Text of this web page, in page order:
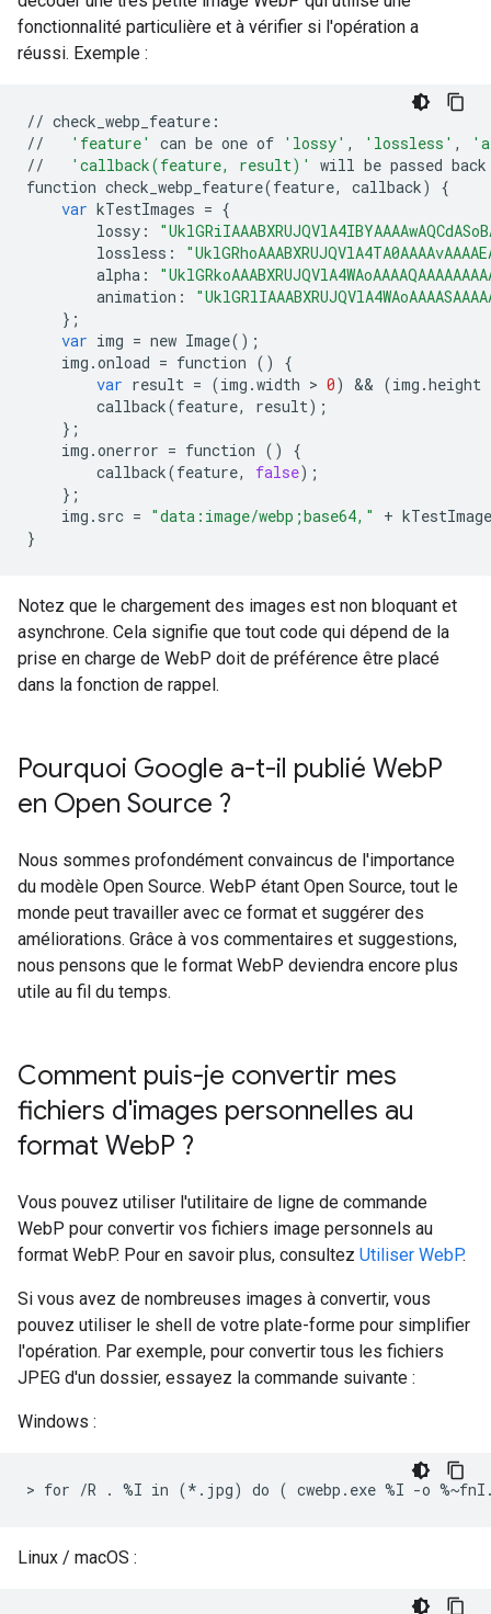
fonctionnalité particulière et à vérifier si l'opération a
réussi. Exemple :
// check_webp_feature :
//
'feature' can be one of 'lossy' , 'lossless' ,
//
'callback(feature, result)' will be passed back
function check_webp_feature(feature, callback)
{
var kTestImages = {
lossy :
lossless :
alpha :
animation :
};
var img = new Image();
img .onload = function ()
{
var result = (img .width > 0) && (img .height
callback(feature, result);
};
img .onerror = function ()
{
callback(feature, false);
};
img . src = "data:image/webp;base64," +
}
Notez que le chargement des images est non bloquant et
asynchrone. Cela signifie que tout code qui dépend de la
prise en charge de WebP doit de préférence être placé
dans la fonction de rappel.
Pourquoi Google a-t-il publié WebP
en Open Source ?
Nous sommes profondément convaincus de l'importance
du modèle Open Source. WebP étant Open Source, tout le
monde peut travailler avec ce format et suggérer des
améliorations. Grâce à vos commentaires et suggestions,
nous pensons que le format WebP deviendra encore plus
utile au fil du temps.
Comment puis-je convertir mes
fichiers d'images personnelles au
format WebP ?
Vous pouvez utiliser l'utilitaire de ligne de commande
WebP pour convertir vos fichiers image personnels au
format WebP. Pour en savoir plus, consultez Utiliser WebP.
Si vous avez de nombreuses images à convertir, vous
pouvez utiliser le shell de votre plate-forme pour simplifier
l'opération. Par exemple, pour convertir tous les fichiers
JPEG d'un dossier, essayez la commande suivante :
Windows :
Linux / macOS :